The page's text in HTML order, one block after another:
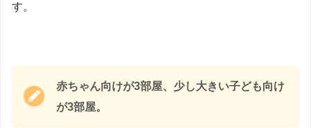
す。
赤ちゃん向けが3部屋、少し大きい子ども向け
が3部屋。